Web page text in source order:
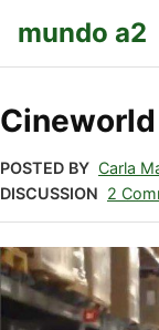
mundo a2
POSTED BY Carla
DISCUSSION 2